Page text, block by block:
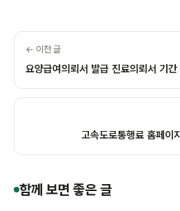
← 이전 글
요양급여의뢰서 발급 진료의뢰서 기
고속도로통행료 홈페이
함께 보면 좋은 글